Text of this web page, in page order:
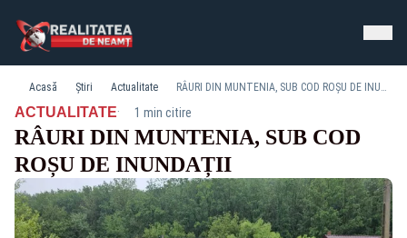
Acasă Știri Actualitate RÂURI DIN MUNTENIA, SUB COD ROȘU DE INUNDAȚII
ACTUALITATE· 1 min citire
RÂURI DIN MUNTENIA, SUB COD
ROȘU DE INUNDAȚII